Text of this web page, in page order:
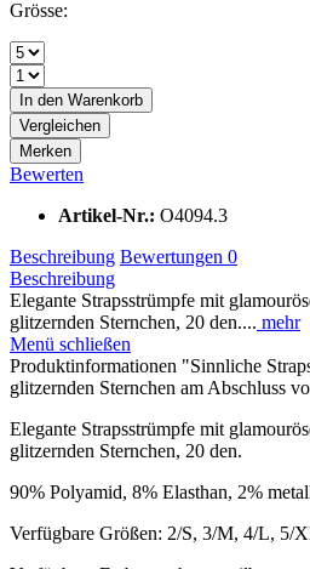
Grösse:
In den Warenkorb
Vergleichen
Merken
Bewerten
Artikel-Nr.: O4094.3
Beschreibung Bewertungen 0
Beschreibung
Elegante Strapsstrümpfe mit
glitzernden Sternchen, 20 den.... mehr
Menü schließen
Produktinformationen "Sinnliche
glitzernden Sternchen am Abschluss
Elegante Strapsstrümpfe mit
glitzernden Sternchen, 20 den.
90% Polyamid, 8% Elasthan, 2%
Verfügbare Größen: 2/S, 3/M, 4/L, 5/